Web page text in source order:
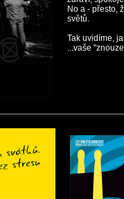
No a - přesto,
světů.
Tak uvidíme,
...vaše